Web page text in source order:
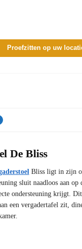
Proefzitten op uw
De Bliss
Bliss ligt in zijn
sluit naadloos aan op
ondersteuning krijgt.
een vergadertafel zit,